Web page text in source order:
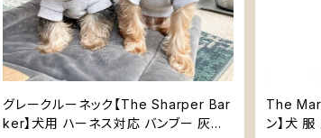
グレークルーネック【The Sharper Bar
ker】犬用 ハーネス対応 バンブー 灰色
The
ン】犬